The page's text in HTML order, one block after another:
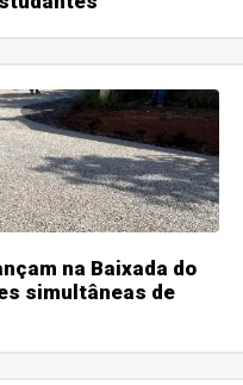
na Baixada do
simultâneas de